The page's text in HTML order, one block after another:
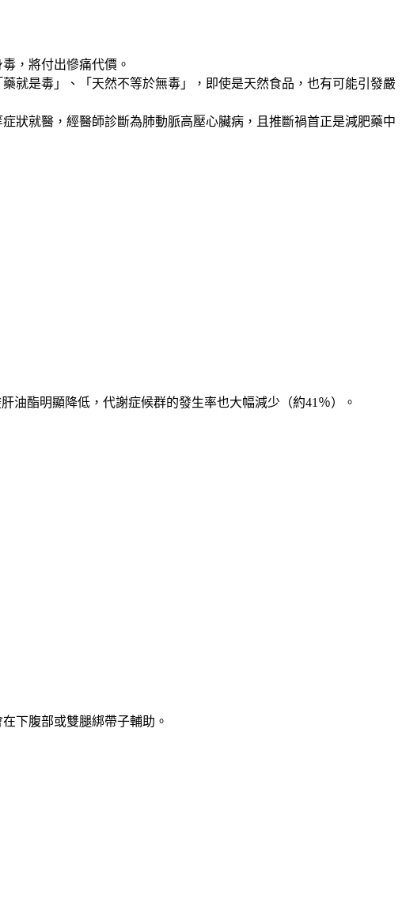
，將付出慘痛代價。
就是毒」、「天然不等於無毒」，即使是天然食品，也有可能引發嚴
狀就醫，經醫師診斷為肺動脈高壓心臟病，且推斷禍首正是減肥藥中
油酯明顯降低，代謝症候群的發生率也大幅減少（約41％）。
下腹部或雙腿綁帶子輔助。